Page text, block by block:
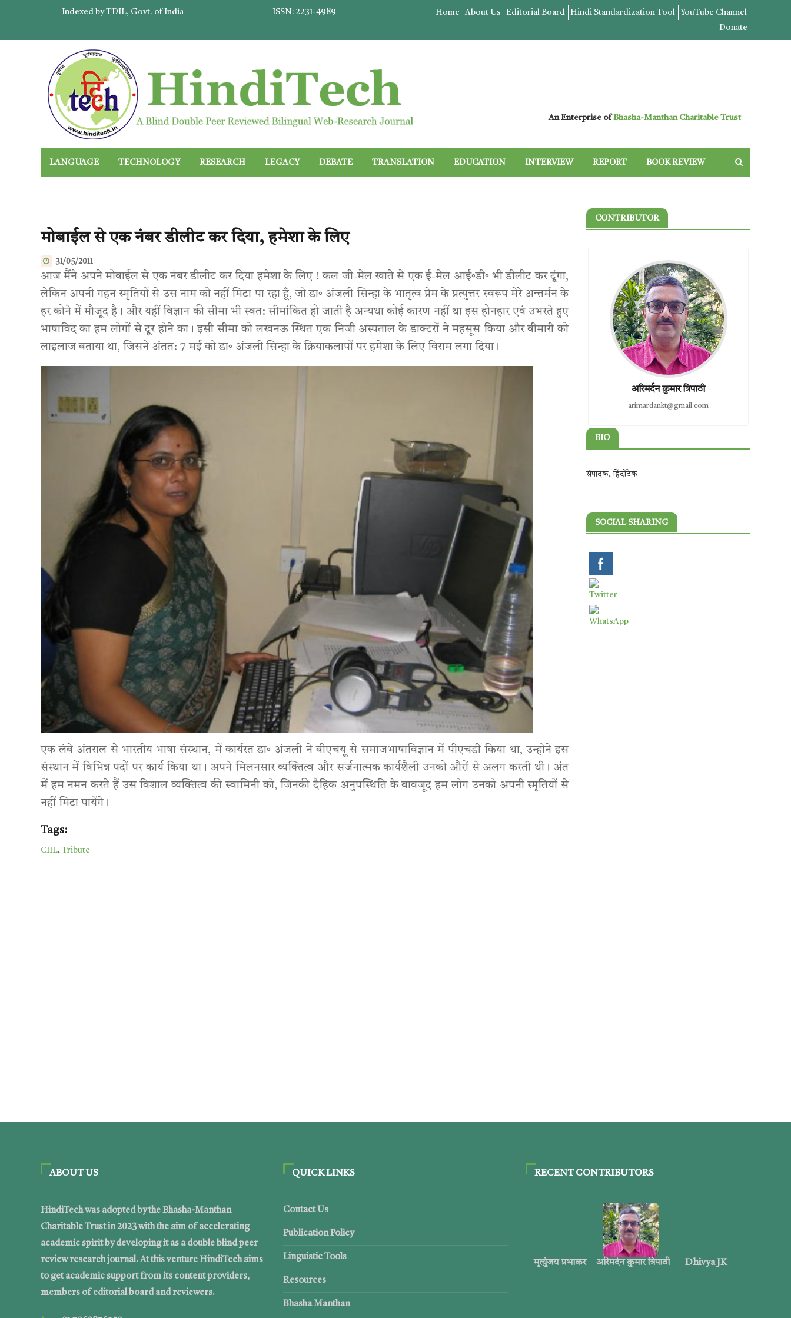
Indexed by TDIL, Govt. of India ISSN: 2231-4989 Home About Us Editorial Board Hindi Standardization Tool
YouTube Channel
Donate
An Enterprise ofBhasha-Manthan Charitable Trust
LANGUAGE TECHNOLOGY RESEARCH LEGACY DEBATE TRANSLATION EDUCATION INTERVIEW REPORT BOOK REVIEW
मोबाईल से एक नंबर डीलीट कर दिया, हमेशा के लिए
31/05/2011
आज मैंने अपने मोबाईल से एक नंबर डीलीट कर दिया हमेशा के लिए ! कल जी-मेल खाते से एक ई-मेल आई॰डी॰ भी डीलीट कर दूंगा,
लेकिन अपनी गहन स्मृतियों से उस नाम को नहीं मिटा पा रहा हूँ, जो डा॰ अंजली सिन्हा के भातृत्व प्रेम के प्रत्युत्तर स्वरूप मेरे अन्तर्मन के
हर कोने में मौजूद है। और यहीं विज्ञान की सीमा भी स्वत: सीमांकित हो जाती है अन्यथा कोई कारण नहीं था इस होनहार एवं उभरते हुए
भाषाविद का हम लोगों से दूर होने का। इसी सीमा को लखनऊ स्थित एक निजी अस्पताल के डाक्टरों ने महसूस किया और बीमारी को
लाइलाज बताया था, जिसने अंतत: 7 मई को डा॰ अंजली सिन्हा के क्रियाकलापों पर हमेशा के लिए विराम लगा दिया।
एक लंबे अंतराल से भारतीय भाषा संस्थान, में कार्यरत डा॰ अंजली ने बीएचयू से समाजभाषाविज्ञान में पीएचडी किया था, उन्होने इस
संस्थान में विभिन्न पदों पर कार्य किया था। अपने मिलनसार व्यक्तित्व और सर्जनात्मक कार्यशैली उनको औरों से अलग करती थी। अंत
में हम नमन करते हैं उस विशाल व्यक्तित्व की स्वामिनी को, जिनकी दैहिक अनुपस्थिति के बावजूद हम लोग उनको अपनी स्मृतियों से
नहीं मिटा पायेंगे।
Tags:
CIIL, Tribute
CONTRIBUTOR
अरिमर्दन कुमार त्रिपाठी
arimardankt@gmail.com
BIO
संपादक, हिंदीटेक
SOCIAL SHARING
ABOUT US
HindiTech was adopted by the Bhasha-Manthan
Charitable Trust in 2023 with the aim of accelerating
academic spirit by developing it as a double blind peer
review research journal. At this venture HindiTech aims
to get academic support from its content providers,
members of editorial board and reviewers.
QUICK LINKS
Contact Us
Publication Policy
Linguistic Tools
Resources
Bhasha Manthan
RECENT CONTRIBUTORS
मृत्युंजय प्रभाकर अरिमर्दन कुमार त्रिपाठी Dhivya JK